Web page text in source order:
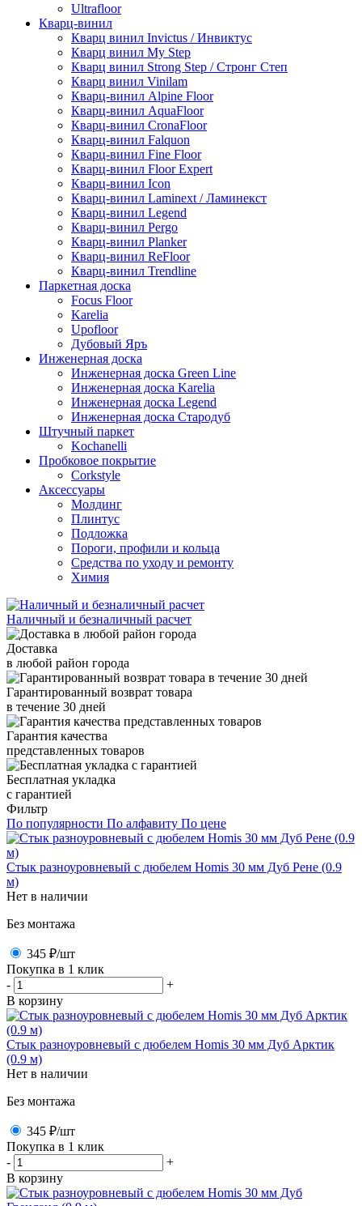
Ultrafloor
Кварц-винил
Кварц винил Invictus / Инвиктус
Кварц винил My Step
Кварц винил Strong Step / Стронг Степ
Кварц винил Vinilam
Кварц-винил Alpine Floor
Кварц-винил AquaFloor
Кварц-винил CronaFloor
Кварц-винил Falquon
Кварц-винил Fine Floor
Кварц-винил Floor Expert
Кварц-винил Icon
Кварц-винил Laminext / Ламинекст
Кварц-винил Legend
Кварц-винил Pergo
Кварц-винил Planker
Кварц-винил ReFloor
Кварц-винил Trendline
Паркетная доска
Focus Floor
Karelia
Upofloor
Дубовый Яръ
Инженерная доска
Инженерная доска Green Line
Инженерная доска Karelia
Инженерная доска Legend
Инженерная доска Стародуб
Штучный паркет
Kochanelli
Пробковое покрытие
Corkstyle
Аксессуары
Молдинг
Плинтус
Подложка
Пороги, профили и кольца
Средства по уходу и ремонту
Химия
Наличный и безналичный расчет
Доставка
в любой район города
Гарантированный возврат товара
в течение 30 дней
Гарантия качества
представленных товаров
Бесплатная укладка
с гарантией
Фильтр
По популярности По алфавиту По цене
Стык разноуровневый с дюбелем Homis 30 мм Дуб Рене (0.9
м)
Нет в наличии
Без монтажа
345 ₽/шт
Покупка в 1 клик
-
+
В корзину
Стык разноуровневый с дюбелем Homis 30 мм Дуб Арктик
(0.9 м)
Нет в наличии
Без монтажа
345 ₽/шт
Покупка в 1 клик
-
+
В корзину